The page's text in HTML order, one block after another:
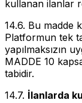
kullanan ilanlar
14.6. Bu madde
Platformun tek
yapılmaksızın
MADDE 10
tabidir.
14.7. İlanlarda